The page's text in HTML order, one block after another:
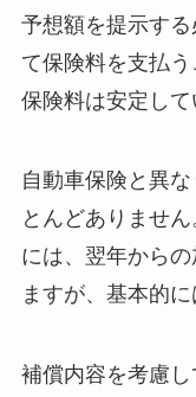
予想額を提示す
て保険料を支払
保険料は安定して
自動車保険と異
とんどありませ
には、翌年から
ますが、基本的に
補償内容を考慮